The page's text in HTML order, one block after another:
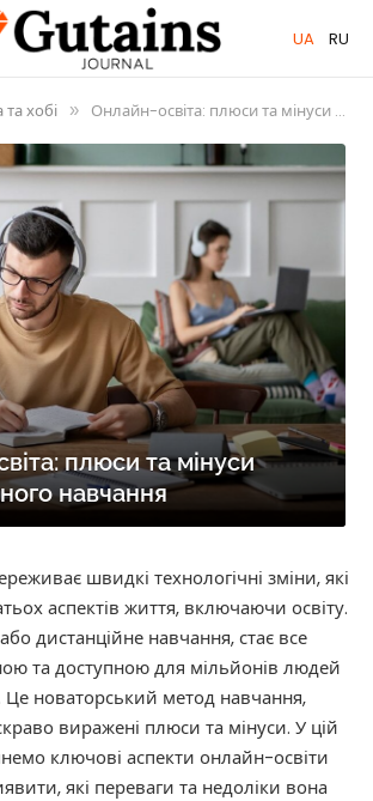
UA RU
та хобі » Онлайн-освіта: плюси та мінуси дистанційного навчання
плюси та мінуси
навчання
швидкі технологічні зміни, які
аспектів життя, включаючи освіту.
дистанційне навчання, стає все
та доступною для мільйонів людей
Це новаторський метод навчання,
виражені плюси та мінуси. У цій
ключові аспекти онлайн-освіти
які переваги та недоліки вона